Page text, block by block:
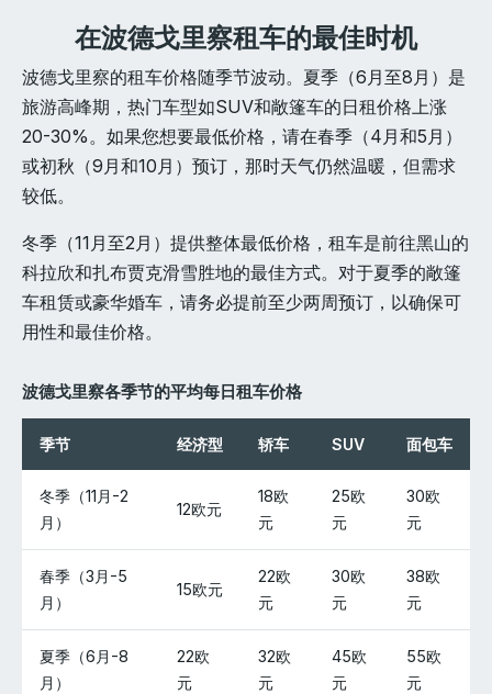
在波德戈里察租车的最佳时机
波德戈里察的租车价格随季节波动。夏季（6月至8月）是
旅游高峰期，热门车型如SUV和敞篷车的日租价格上涨
20-30%。如果您想要最低价格，请在春季（4月和5月）
或初秋（9月和10月）预订，那时天气仍然温暖，但需求
较低。
冬季（11月至2月）提供整体最低价格，租车是前往黑山的
科拉欣和扎布贾克滑雪胜地的最佳方式。对于夏季的敞篷
车租赁或豪华婚车，请务必提前至少两周预订，以确保可
用性和最佳价格。
波德戈里察各季节的平均每日租车价格
季节 经济型 轿车 SUV 面包车
冬季（11月-2
月）
12欧元
18欧
元
25欧
元
30欧
元
春季（3月-5
月）
15欧元
22欧
元
30欧
元
38欧
元
夏季（6月-8
月）
22欧
元
32欧
元
45欧
元
55欧
元